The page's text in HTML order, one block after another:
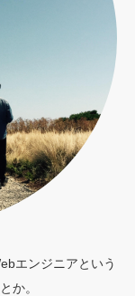
エンジニアという
か。